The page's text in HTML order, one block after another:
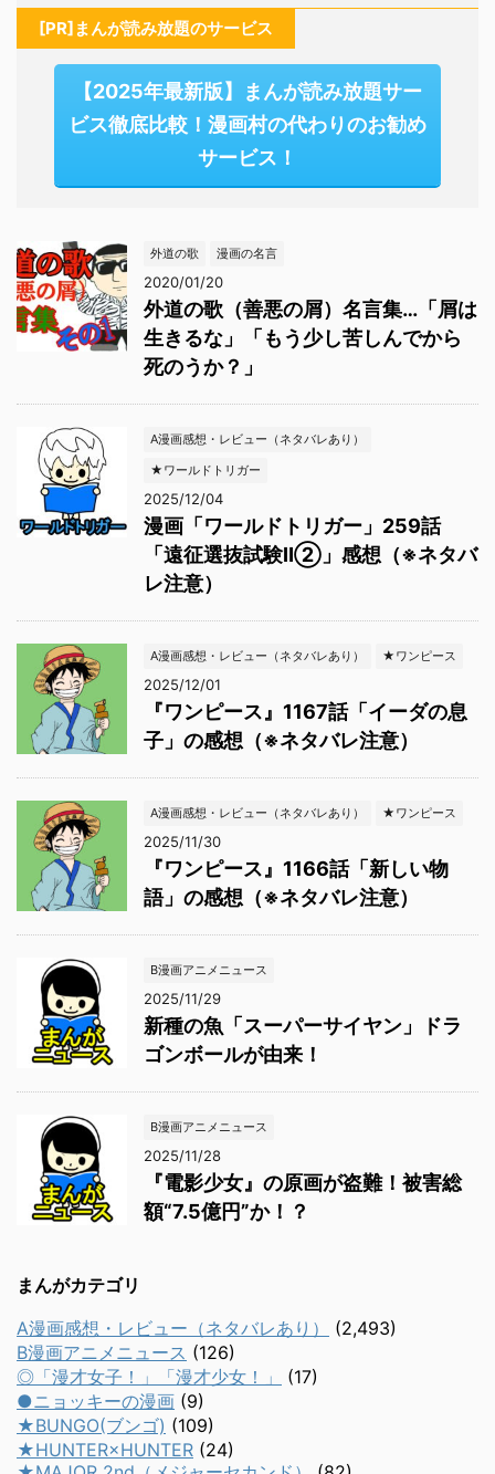
[PR]まんが読み放題のサービス
【2025年最新版】まんが読み放題サー
ビス徹底比較！漫画村の代わりのお勧め
サービス！
外道の歌 漫画の名言
2020/01/20
外道の歌（善悪の屑）名言集…「屑は
生きるな」「もう少し苦しんでから
死のうか？」
A漫画感想・レビュー（ネタバレあり）
★ワールドトリガー
2025/12/04
漫画「ワールドトリガー」259話
「遠征選抜試験Ⅱ②」感想（※ネタバ
レ注意）
A漫画感想・レビュー（ネタバレあり） ★ワンピース
2025/12/01
『ワンピース』1167話「イーダの息
子」の感想（※ネタバレ注意）
A漫画感想・レビュー（ネタバレあり） ★ワンピース
2025/11/30
『ワンピース』1166話「新しい物
語」の感想（※ネタバレ注意）
B漫画アニメニュース
2025/11/29
新種の魚「スーパーサイヤン」ドラ
ゴンボールが由来！
B漫画アニメニュース
2025/11/28
『電影少女』の原画が盗難！被害総
額“7.5億円”か！？
まんがカテゴリ
A漫画感想・レビュー（ネタバレあり）
(2,493)
B漫画アニメニュース (126)
◎「漫才女子！」「漫才少女！」
(17)
●ニョッキーの漫画 (9)
★BUNGO(ブンゴ) (109)
★HUNTER×HUNTER (24)